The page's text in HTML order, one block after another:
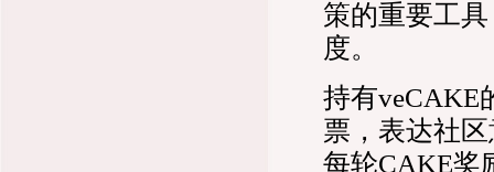
策的重要工
度。
持有veCAKE
票，表达社
每轮CAKE奖